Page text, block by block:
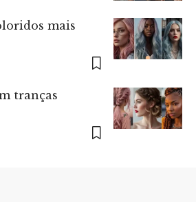
mais
tranças